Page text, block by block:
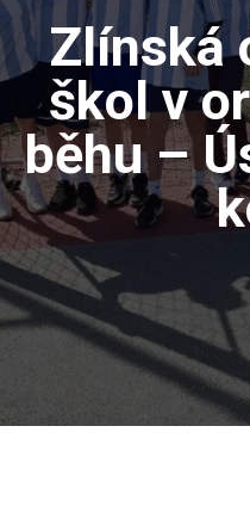
Zlínská
škol v
běhu –